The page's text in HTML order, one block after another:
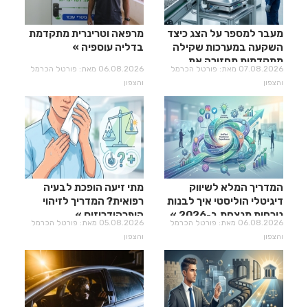
מעבר למספר על הצג כיצד
השקעה במערכות שקילה
מתקדמות מחזירה את
עצמה?
07.08.2026 מאת: פורטל הכרמל
והצפון
מרפאה וטרינרית מתקדמת
בדליה עוספיה
06.08.2026 מאת: פורטל הכרמל
והצפון
המדריך המלא לשיווק
דיגיטלי הוליסטי איך לבנות
נוכחות מנצחת ב-2026
06.08.2026 מאת: פורטל הכרמל
והצפון
מתי זיעה הופכת לבעיה
רפואית? המדריך לזיהוי
היפרהידרוזיס
05.08.2026 מאת: פורטל הכרמל
והצפון